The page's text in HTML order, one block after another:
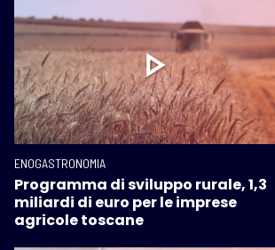
ENOGASTRONOMIA
Programma di sviluppo rurale, 1,3
miliardi di euro per le imprese
agricole toscane